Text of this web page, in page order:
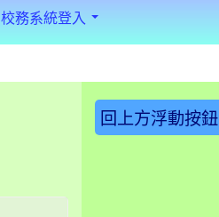
校務系統登入
::: 回上方浮動按鈕